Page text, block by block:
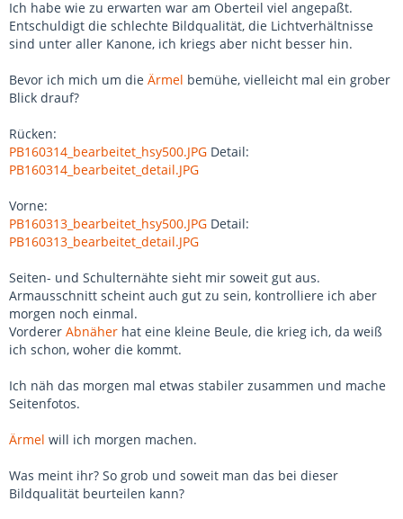
Ich habe wie zu erwarten war am Oberteil viel angepaßt.
Entschuldigt die schlechte Bildqualität, die Lichtverhältnisse
sind unter aller Kanone, ich kriegs aber nicht besser hin.
Bevor ich mich um die Ärmel bemühe, vielleicht mal ein grober
Blick drauf?
Rücken:
PB160314_bearbeitet_hsy500.JPG Detail:
PB160314_bearbeitet_detail.JPG
Vorne:
PB160313_bearbeitet_hsy500.JPG Detail:
PB160313_bearbeitet_detail.JPG
Seiten- und Schulternähte sieht mir soweit gut aus.
Armausschnitt scheint auch gut zu sein, kontrolliere ich aber
morgen noch einmal.
Vorderer Abnäher hat eine kleine Beule, die krieg ich, da weiß
ich schon, woher die kommt.
Ich näh das morgen mal etwas stabiler zusammen und mache
Seitenfotos.
Ärmel will ich morgen machen.
Was meint ihr? So grob und soweit man das bei dieser
Bildqualität beurteilen kann?